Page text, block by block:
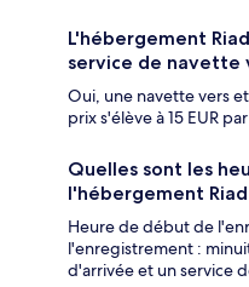
L'hébergement
service de navette
Oui, une navette vers
prix s'élève à 15 EUR
Quelles sont les
l'hébergement
Heure de début de
l'enregistrement :
d'arrivée et un service